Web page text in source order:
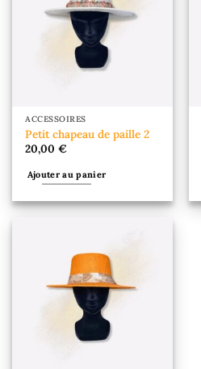
ACCESSOIRES
Petit chapeau de paille 2
20,00€
Ajouter au panier